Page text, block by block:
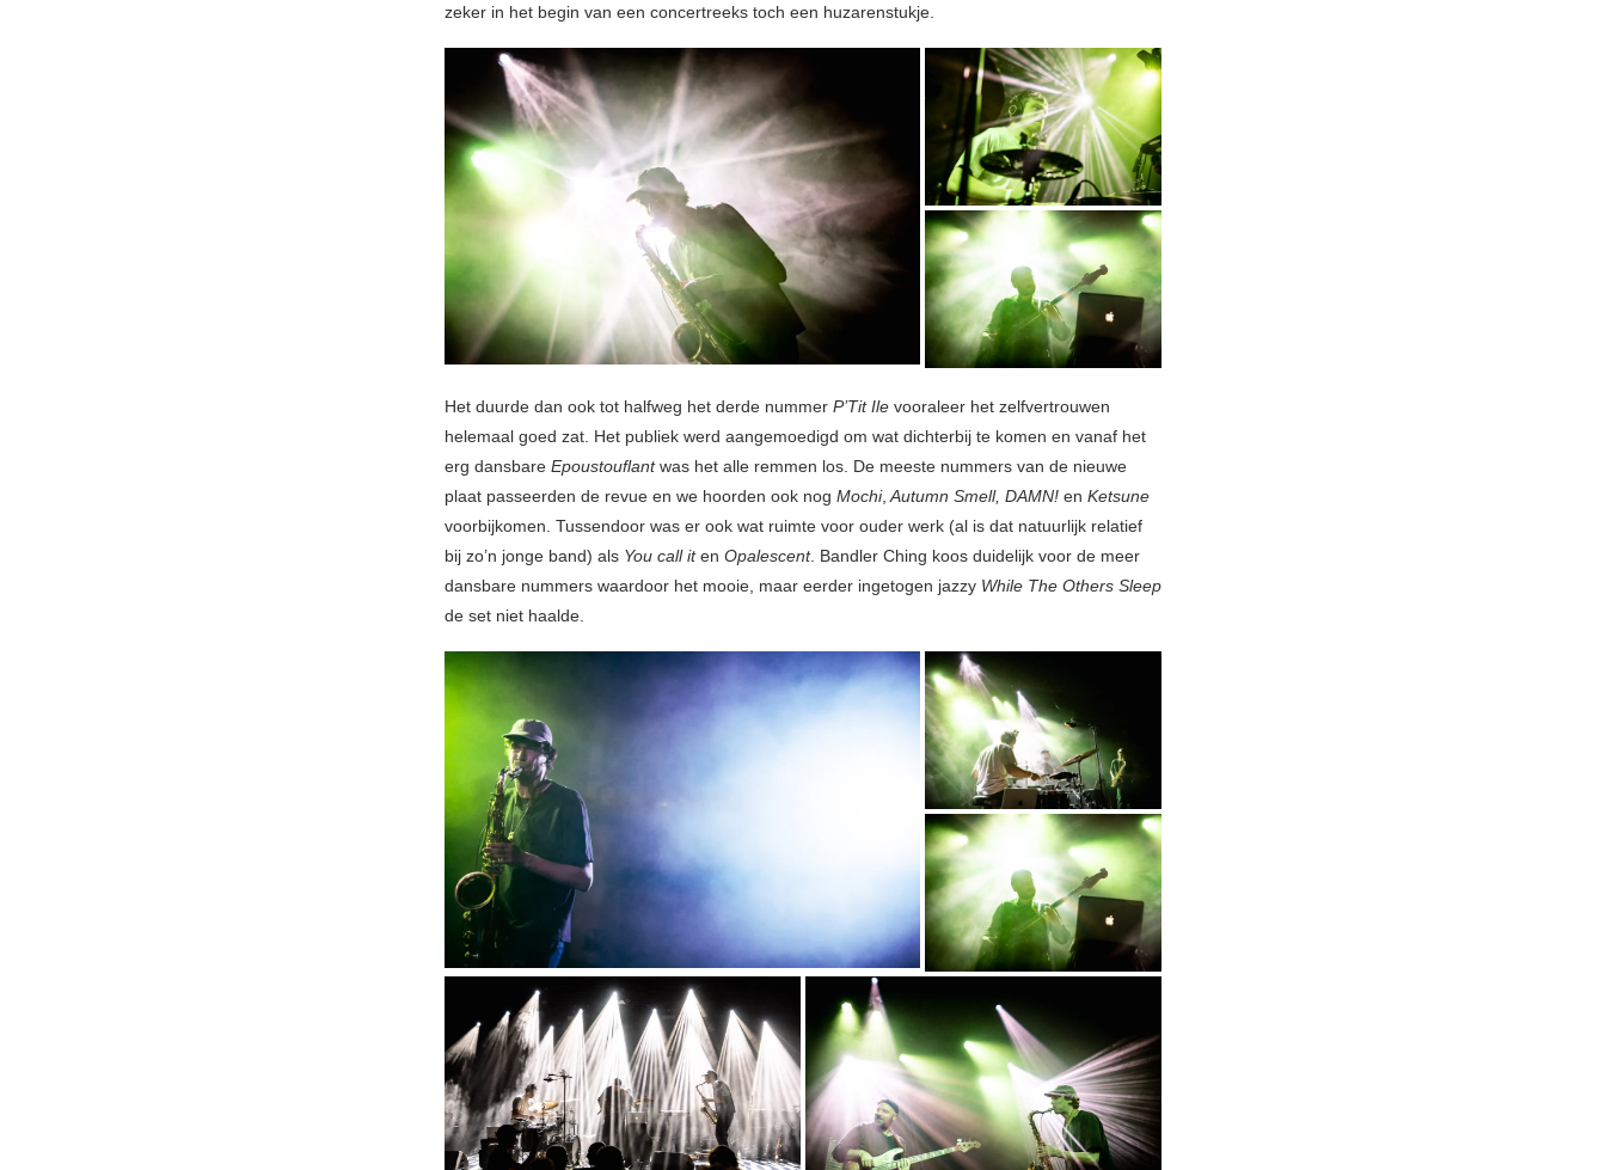
zeker in het begin van een concertreeks toch een huzarenstukje.
Het duurde dan ook tot halfweg het derde nummer P’Tit Ile vooraleer het zelfvertrouwen
helemaal goed zat. Het publiek werd aangemoedigd om wat dichterbij te komen en vanaf het
erg dansbare Epoustouflantwas het alle remmen los. De meeste nummers van de nieuwe
plaat passeerden de revue en we hoorden ook nog Mochi, Autumn Smell, DAMN! en Ketsune
voorbijkomen. Tussendoor was er ook wat ruimte voor ouder werk (al is dat natuurlijk relatief
bij zo’n jonge band) als You call iten Opalescent. Bandler Ching koos duidelijk voor de meer
dansbare nummers waardoor het mooie, maar eerder ingetogen jazzy While The Others Sleep
de set niet haalde.